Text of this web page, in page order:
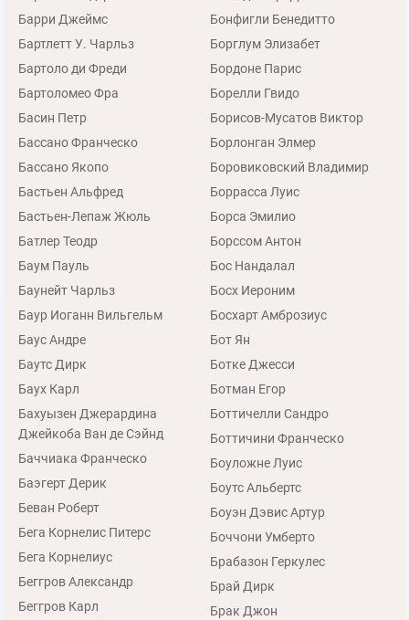
Барри Джеймс
Бартлетт У. Чарльз
Бартоло ди Фреди
Бартоломео Фра
Басин Петр
Бассано Франческо
Бассано Якопо
Бастьен Альфред
Бастьен-Лепаж Жюль
Батлер Теодр
Баум Пауль
Баунейт Чарльз
Баур Иоганн Вильгельм
Баус Андре
Баутс Дирк
Баух Карл
Бахуызен Джерардина
Джейкоба Ван де Сэйнд
Баччиака Франческо
Баэгерт Дерик
Беван Роберт
Бега Корнелис Питерс
Бега Корнелиус
Беггров Александр
Беггров Карл
Бонфигли Бенедитто
Борглум Элизабет
Бордоне Парис
Борелли Гвидо
Борисов-Мусатов Виктор
Борлонган Элмер
Боровиковский Владимир
Боррасса Луис
Борса Эмилио
Борссом Антон
Бос Нандалал
Босх Иероним
Босхарт Амброзиус
Бот Ян
Ботке Джесси
Ботман Егор
Боттичелли Сандро
Боттичини Франческо
Боуложне Луис
Боутс Альбертс
Боуэн Дэвис Артур
Боччони Умберто
Брабазон Геркулес
Брай Дирк
Брак Джон